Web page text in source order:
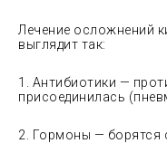
Лечение осложнений
выглядит так:
1. Антибиотики —
присоединилась
2. Гормоны — борятся